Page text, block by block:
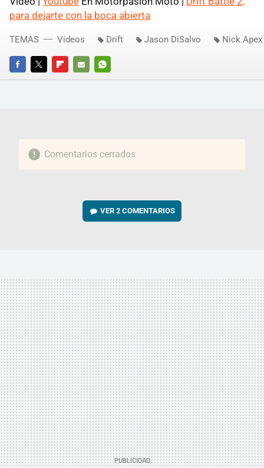
para dejarte con la boca abierta
FACEBOOKTWITTERFLIPBOARD
E-
WHATSAPP
TEMAS Vídeos Drift Jason DiSalvo Nick Apex
Comentarios cerrados
VER2 COMENTARIOS